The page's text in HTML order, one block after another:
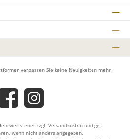
verpassen Sie keine Neuigkeiten mehr.
Instagram
zzgl. Versandkostenund ggf.
wenn nicht anders angegeben.